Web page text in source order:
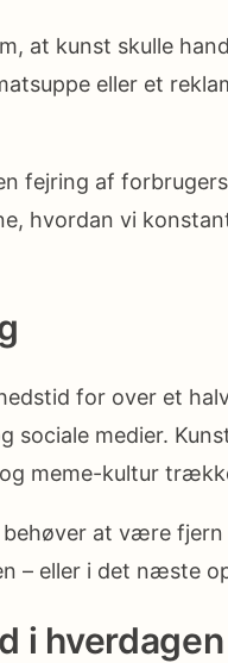
at kunst skulle
eller et
fejring af
hvordan vi
for over et
sociale medier.
meme-kultur
at være
– eller i det næste
i hverdagen